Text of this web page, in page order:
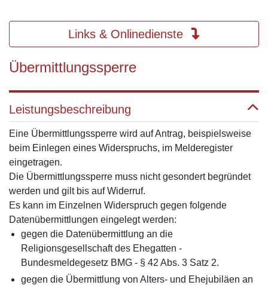
Links & Onlinedienste
Übermittlungssperre
Leistungsbeschreibung
Eine Übermittlungssperre wird auf Antrag, beispielsweise
beim Einlegen eines Widerspruchs, im Melderegister
eingetragen.
Die Übermittlungssperre muss nicht gesondert begründet
werden und gilt bis auf Widerruf.
Es kann im Einzelnen Widerspruch gegen folgende
Datenübermittlungen eingelegt werden:
gegen die Datenübermittlung an die
Religionsgesellschaft des Ehegatten -
Bundesmeldegesetz BMG - § 42 Abs. 3 Satz 2.
gegen die Übermittlung von Alters- und Ehejubiläen an